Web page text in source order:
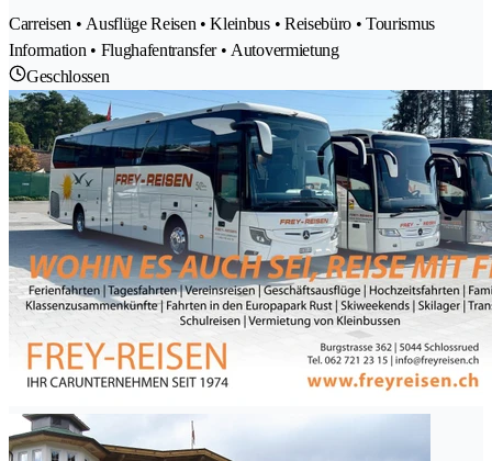
Carreisen • Ausflüge Reisen • Kleinbus • Reisebüro • Tourismus
Information • Flughafentransfer • Autovermietung
Geschlossen